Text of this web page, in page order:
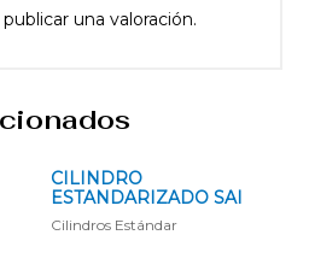
una valoración.
CILINDRO
ESTANDARIZADO SAI
Cilindros Estándar